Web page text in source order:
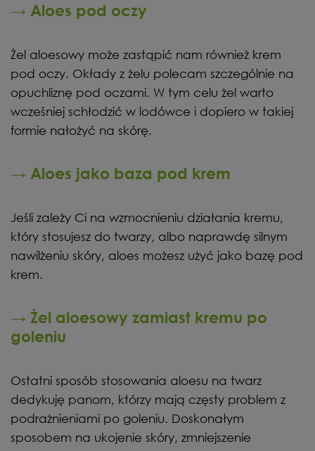
→ Aloes pod oczy
Żel aloesowy może zastąpić nam również krem
pod oczy. Okłady z żelu polecam szczególnie na
opuchliznę pod oczami. W tym celu żel warto
wcześniej schłodzić w lodówce i dopiero w takiej
formie nałożyć na skórę.
→ Aloes jako baza pod krem
Jeśli zależy Ci na wzmocnieniu działania kremu,
który stosujesz do twarzy, albo naprawdę silnym
nawilżeniu skóry, aloes możesz użyć jako bazę pod
krem.
→ Żel aloesowy zamiast kremu po
goleniu
Ostatni sposób stosowania aloesu na twarz
dedykuję panom, którzy mają częsty problem z
podrażnieniami po goleniu. Doskonałym
sposobem na ukojenie skóry, zmniejszenie